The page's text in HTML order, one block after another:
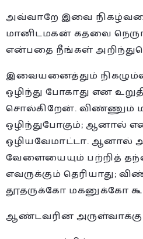
அவ்வாறே இவை
மானிடமகன் கதவை
என்பதை நீங்கள்
இவையனைத்தும்
ஒழிந்து போகாது என
சொல்கிறேன். விண்ணும்
ஒழிந்துபோகும்; ஆனால்
ஒழியவேமாட்டா. ஆனால்
வேளையையும் பற்றித்
எவருக்கும் தெரியாது;
தூதருக்கோ மகனுக்கோ
ஆண்டவரின்